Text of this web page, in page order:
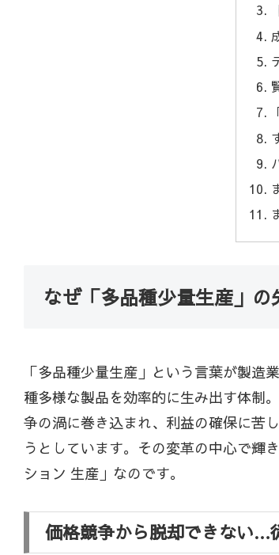
なぜ「多品種少量生産」
「多品種少量生産」という言葉が製
種多様な製品を効率的に生み出す体制
争の渦に巻き込まれ、利益の確保に苦
うとしています。その変革の中心で輝
ション 生産」なのです。
価格競争から脱却できない…